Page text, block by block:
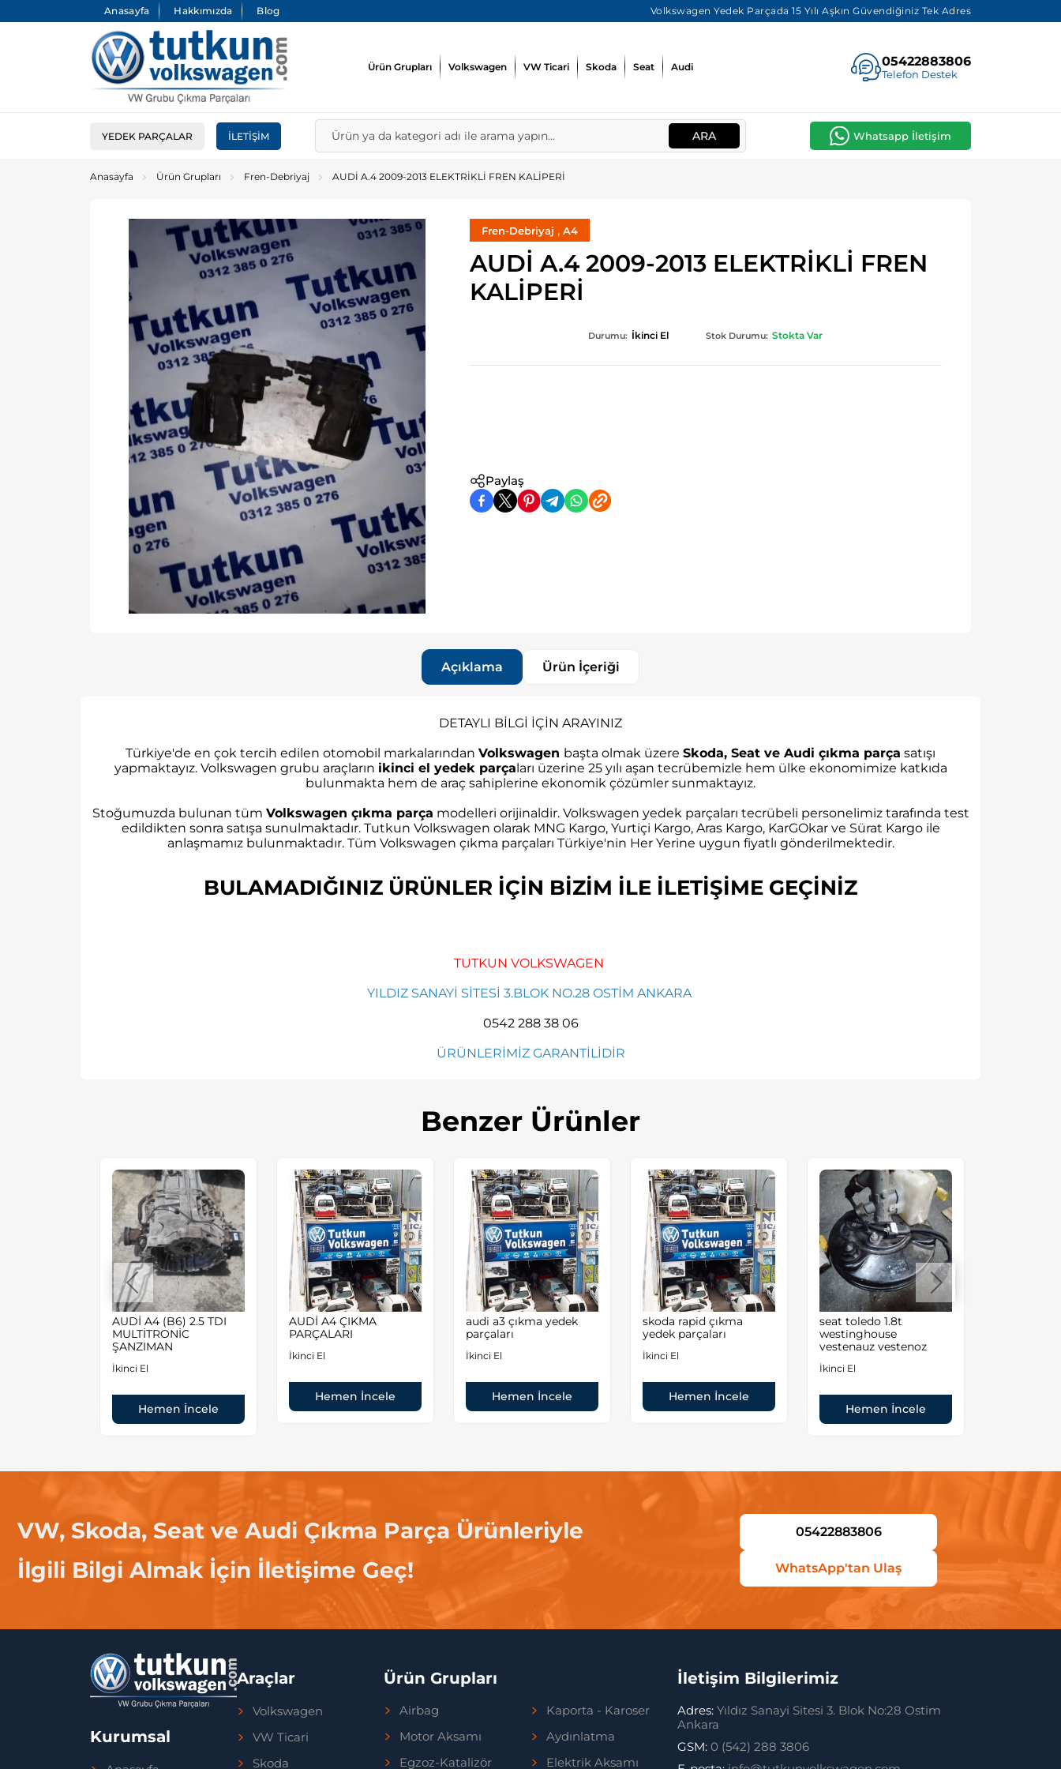
Anasayfa Hakkımızda Blog Volkswagen Yedek Parçada 15 Yılı Aşkın Güvendiğiniz Tek Adres
Ürün Grupları Volkswagen VW Ticari Skoda Seat Audi 05422883806
Telefon Destek
YEDEK PARÇALAR İLETIŞIM ARA Whatsapp İletişim
Anasayfa Ürün Grupları Fren-Debriyaj AUDİ A.4 2009-2013 ELEKTRİKLİ FREN KALİPERİ
Fren-Debriyaj ,A4
AUDİ A.4 2009-2013 ELEKTRİKLİ FREN
KALİPERİ
Durumu: İkinci El Stok Durumu: Stokta Var
Paylaş
Açıklama Ürün İçeriği
DETAYLI BİLGİ İÇİN ARAYINIZ
Türkiye'de en çok tercih edilen otomobil markalarından Volkswagen başta olmak üzere Skoda, Seat ve Audi çıkma parça satışı
yapmaktayız. Volkswagen grubu araçların ikinci el yedek parçaları üzerine 25 yılı aşan tecrübemizle hem ülke ekonomimize katkıda
bulunmakta hem de araç sahiplerine ekonomik çözümler sunmaktayız.
Stoğumuzda bulunan tüm Volkswagen çıkma parça modelleri orijinaldir. Volkswagen yedek parçaları tecrübeli personelimiz tarafında test
edildikten sonra satışa sunulmaktadır. Tutkun Volkswagen olarak MNG Kargo, Yurtiçi Kargo, Aras Kargo, KarGOkar ve Sürat Kargo ile
anlaşmamız bulunmaktadır. Tüm Volkswagen çıkma parçaları Türkiye'nin Her Yerine uygun fiyatlı gönderilmektedir.
BULAMADIĞINIZ ÜRÜNLER İÇİN BİZİM İLE İLETİŞİME GEÇİNİZ​
TUTKUN VOLKSWAGEN
YILDIZ SANAYİ SİTESİ 3.BLOK NO.28 OSTİM ANKARA
0542 288 38 06
ÜRÜNLERİMİZ GARANTİLİDİR
Benzer Ürünler
AUDİ A4 (B6) 2.5 TDI
MULTİTRONİC
ŞANZIMAN
İkinci El
Hemen İncele
AUDİ A4 ÇIKMA
PARÇALARI
İkinci El
Hemen İncele
audi a3 çıkma yedek
parçaları
İkinci El
Hemen İncele
skoda rapid çıkma
yedek parçaları
İkinci El
Hemen İncele
seat toledo 1.8t
westinghouse
vestenauz vestenoz
İkinci El
Hemen İncele
VW, Skoda, Seat ve Audi Çıkma Parça Ürünleriyle
İlgili Bilgi Almak İçin İletişime Geç!
05422883806
WhatsApp'tan Ulaş
Kurumsal
Araçlar
Volkswagen
VW Ticari
Skoda
Ürün Grupları
Airbag
Kaporta - Karoser
Motor Aksamı
Aydınlatma
Egzoz-Katalizör
Elektrik Aksamı
İletişim Bilgilerimiz
Adres: Yıldız Sanayi Sitesi 3. Blok No:28 Ostim
Ankara
GSM: 0 (542) 288 3806